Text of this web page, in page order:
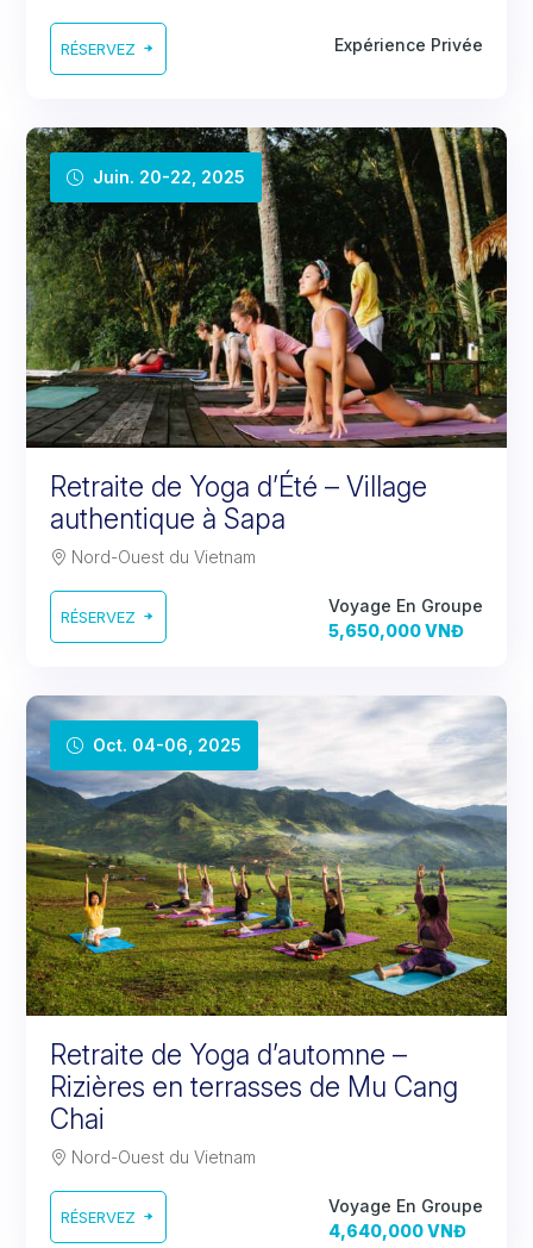
RÉSERVEZ Expérience Privée
Juin. 20-22, 2025
Retraite de Yoga d’Été – Village
authentique à Sapa
Nord-Ouest du Vietnam
RÉSERVEZ
Voyage En Groupe
5,650,000 VNĐ
Oct. 04-06, 2025
Retraite de Yoga d’automne –
Rizières en terrasses de Mu Cang
Chai
Nord-Ouest du Vietnam
RÉSERVEZ
Voyage En Groupe
4,640,000 VNĐ